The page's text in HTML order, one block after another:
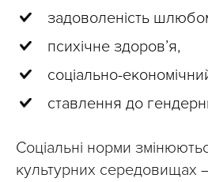
задоволеність
психічне здоров’я,
соціально-
ставлення до
Соціальні норми
культурних середовищах